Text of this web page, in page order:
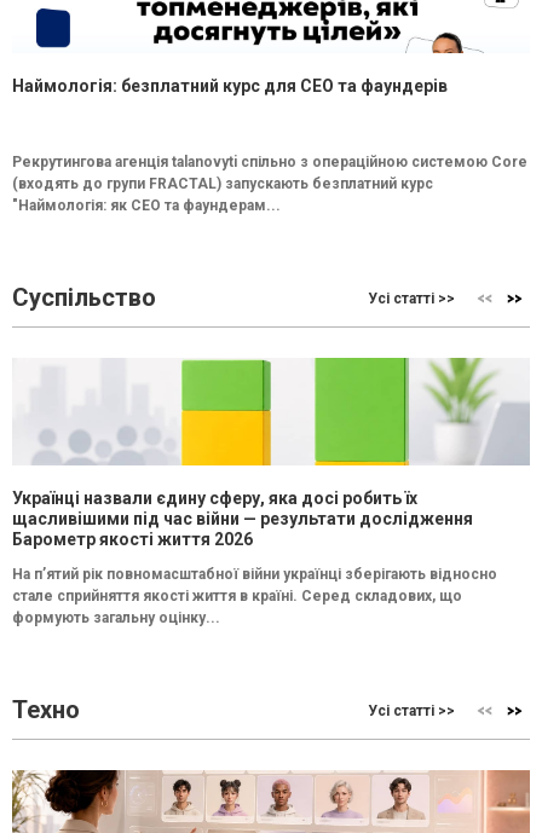
Наймологія: безплатний курс для CEO та фаундерів
Рекрутингова агенція talanovyti спільно з операційною системою Core
(входять до групи FRACTAL) запускають безплатний курс
"Наймологія: як СEO та фаундерам...
Суспільство Усі статті >>
Українці назвали єдину сферу, яка досі робить їх
щасливішими під час війни — результати дослідження
Барометр якості життя 2026
На п’ятий рік повномасштабної війни українці зберігають відносно
стале сприйняття якості життя в країні. Серед складових, що
формують загальну оцінку...
Техно Усі статті >>